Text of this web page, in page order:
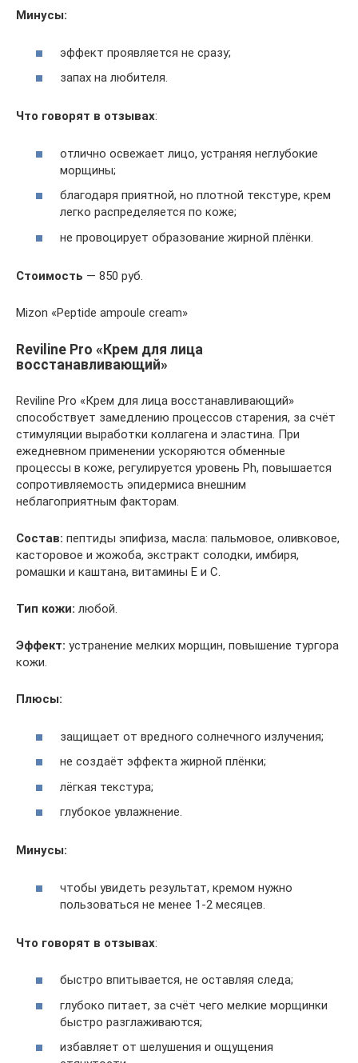
Минусы:
эффект проявляется не сразу;
запах на любителя.
Что говорят в отзывах:
отлично освежает лицо, устраняя неглубокие
морщины;
благодаря приятной, но плотной текстуре, крем
легко распределяется по коже;
не провоцирует образование жирной плёнки.
Стоимость — 850 руб.
Mizon «Peptide ampoule cream»
Reviline Pro «Крем для лица
восстанавливающий»
Reviline Pro «Крем для лица восстанавливающий»
способствует замедлению процессов старения, за счёт
стимуляции выработки коллагена и эластина. При
ежедневном применении ускоряются обменные
процессы в коже, регулируется уровень Ph, повышается
сопротивляемость эпидермиса внешним
неблагоприятным факторам.
Состав: пептиды эпифиза, масла: пальмовое, оливковое,
касторовое и жожоба, экстракт солодки, имбиря,
ромашки и каштана, витамины Е и С.
Тип кожи: любой.
Эффект: устранение мелких морщин, повышение тургора
кожи.
Плюсы:
защищает от вредного солнечного излучения;
не создаёт эффекта жирной плёнки;
лёгкая текстура;
глубокое увлажнение.
Минусы:
чтобы увидеть результат, кремом нужно
пользоваться не менее 1-2 месяцев.
Что говорят в отзывах:
быстро впитывается, не оставляя следа;
глубоко питает, за счёт чего мелкие морщинки
быстро разглаживаются;
избавляет от шелушения и ощущения